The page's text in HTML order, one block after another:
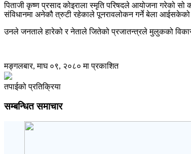
पिताजी कृष्ण प्रसाद कोइराला स्मृति परिषदले आयोजना गरेको सो
संविधानमा अनेकौ त्रुटी रहेकाले पूनरावलोकन गर्ने बेला आईसकेको
उनले जनताले हारेको र नेताले जितेको प्रजातन्त्रले मुलुकको
मङ्गलबार, माघ ०९, २०८० मा प्रकाशित
तपाईको प्रतिक्रिया
सम्बन्धित समाचार